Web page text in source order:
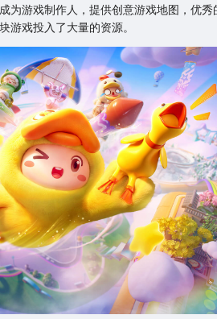
为游戏制作人，提供创意游戏地图，优
游戏投入了大量的资源。